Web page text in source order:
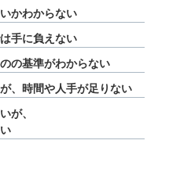
かわからない
手に負えない
の基準がわからない
、 時間や人手が足りない
が、